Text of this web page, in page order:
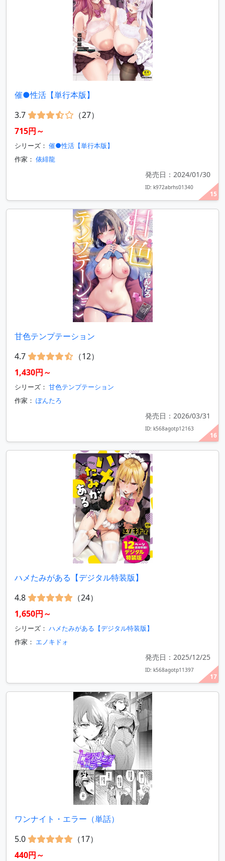
15
催●性活【単行本版】
3.7
（27）
715円～
シリーズ： 催●性活【単行本版】
作家： 俵緋龍
発売日：2024/01/30
ID: k972abrhs01340
16
甘色テンプテーション
4.7
（12）
1,430円～
シリーズ： 甘色テンプテーション
作家： ぽんたろ
発売日：2026/03/31
ID: k568agotp12163
17
ハメたみがある【デジタル特装版】
4.8
（24）
1,650円～
シリーズ： ハメたみがある【デジタル特装版】
作家： エノキドォ
発売日：2025/12/25
ID: k568agotp11397
ワンナイト・エラー（単話）
5.0
（17）
440円～